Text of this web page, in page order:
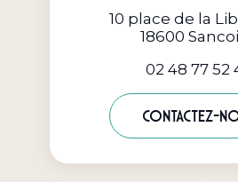
10 place de la
18600
02 48 77 52
Contactez-